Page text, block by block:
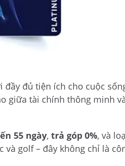
đầy đủ tiện ích cho cuộc
giữa tài chính thông minh
55 ngày, trả góp 0%, và
golf – đây không chỉ là